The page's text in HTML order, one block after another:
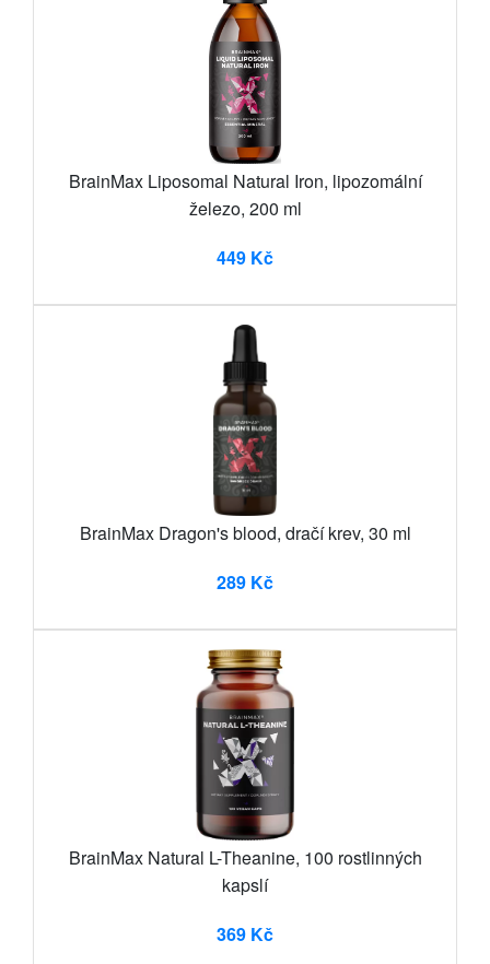
BrainMax Liposomal Natural Iron, lipozomální
železo, 200 ml
449 Kč
BrainMax Dragon's blood, dračí krev, 30 ml
289 Kč
BrainMax Natural L-Theanine, 100 rostlinných
kapslí
369 Kč